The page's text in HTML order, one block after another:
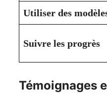
Utiliser des
Suivre les progrès
Témoignages